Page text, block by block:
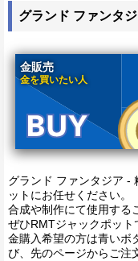
グランド ファンタ
金販売
金を買いたい人
グランド ファンタジア -
ットにお任せください。
合成や制作にて使用する
ぜひRMTジャックポット
金購入希望の方は青いボ
び、先のページからご注